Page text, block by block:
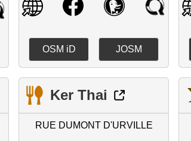
OSM iD JOSM
Ker Thai
RUE DUMONT D'URVILLE